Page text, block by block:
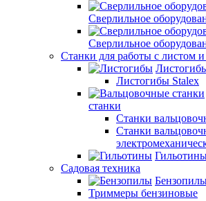
Сверлильное
Сверлильное
Станки для работы с листом
Листогибы Stalex
станки
Станки
Станки
Садовая техника
Триммеры бензиновые